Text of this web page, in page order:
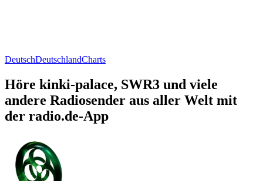
DeutschDeutschlandCharts
Höre kinki-palace, SWR3 und viele
andere Radiosender aus aller Welt mit
der radio.de-App